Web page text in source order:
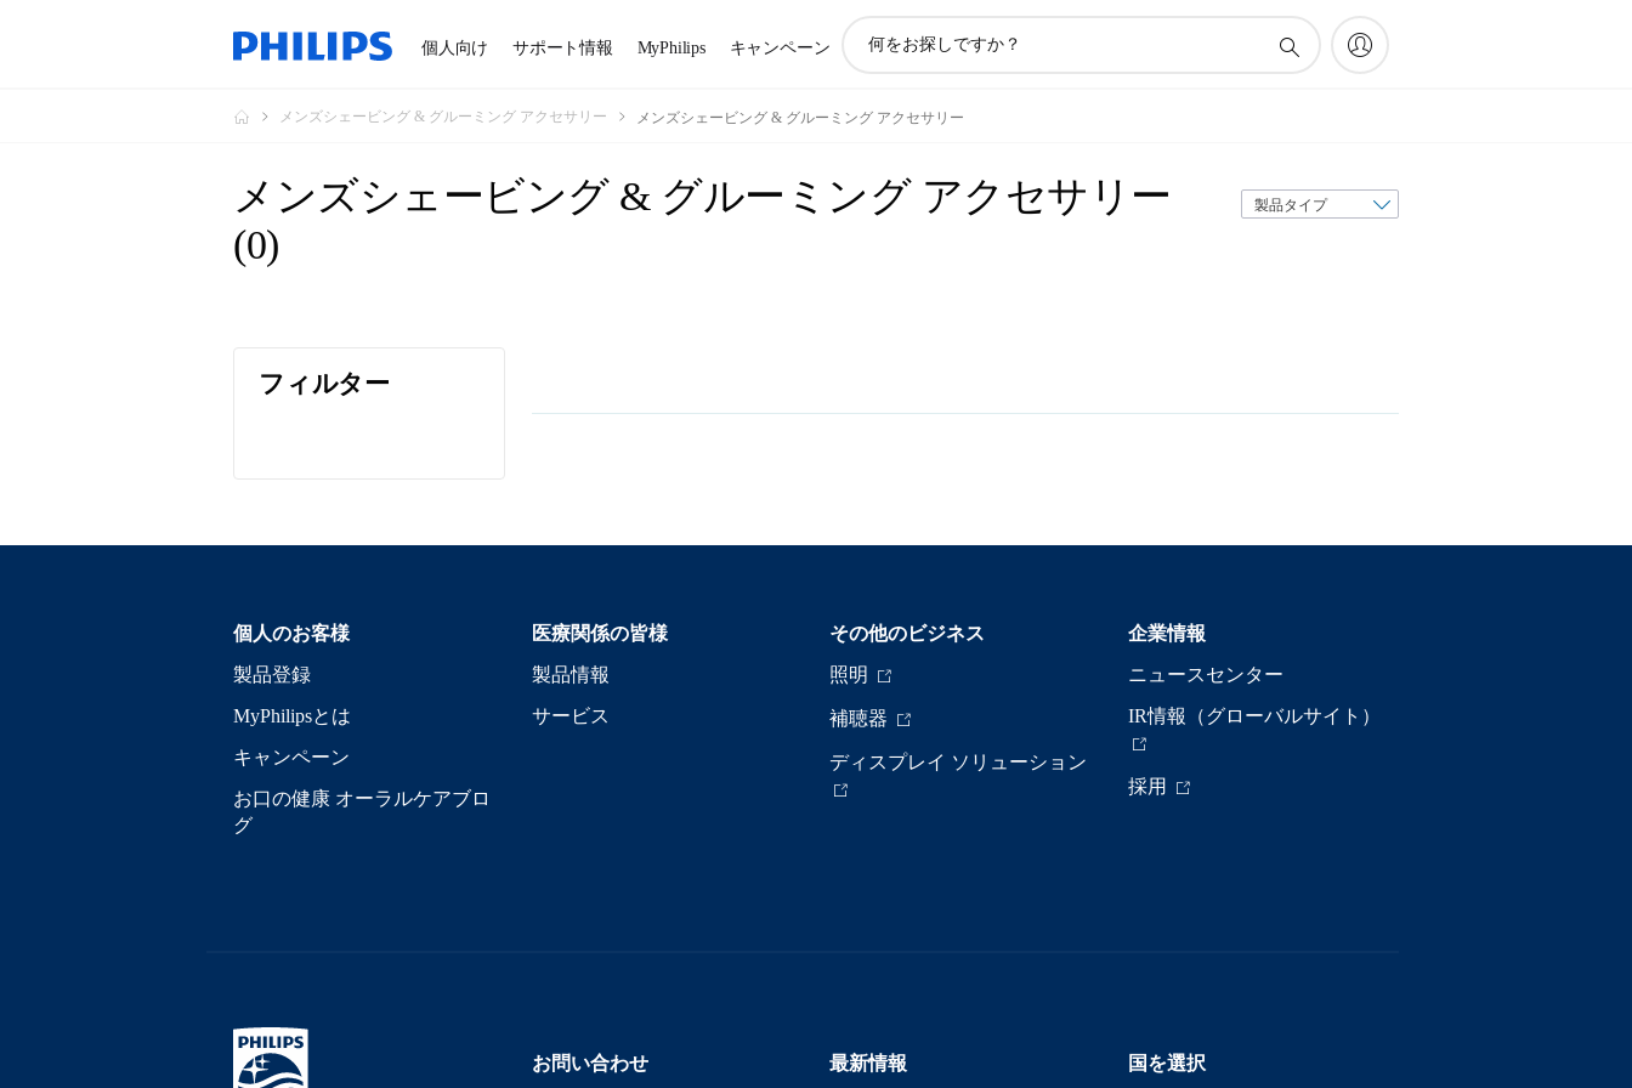
個人向け サポート情報 MyPhilips キャンペーン
ー
ト
メンズシェービング & グルーミング アクセサリー メンズシェービング & グルーミング アクセサリー
メンズシェービング & グルーミング アクセサリー
(0)
フィルター
個人のお客様
製品登録
MyPhilipsとは
キャンペーン
お口の健康 オーラルケアブロ
グ
医療関係の皆様
製品情報
サービス
その他のビジネス
照明
補聴器
ディスプレイ ソリューション
企業情報
ニュースセンター
IR情報（グローバルサイト）
採用
お問い合わせ 最新情報 国を選択